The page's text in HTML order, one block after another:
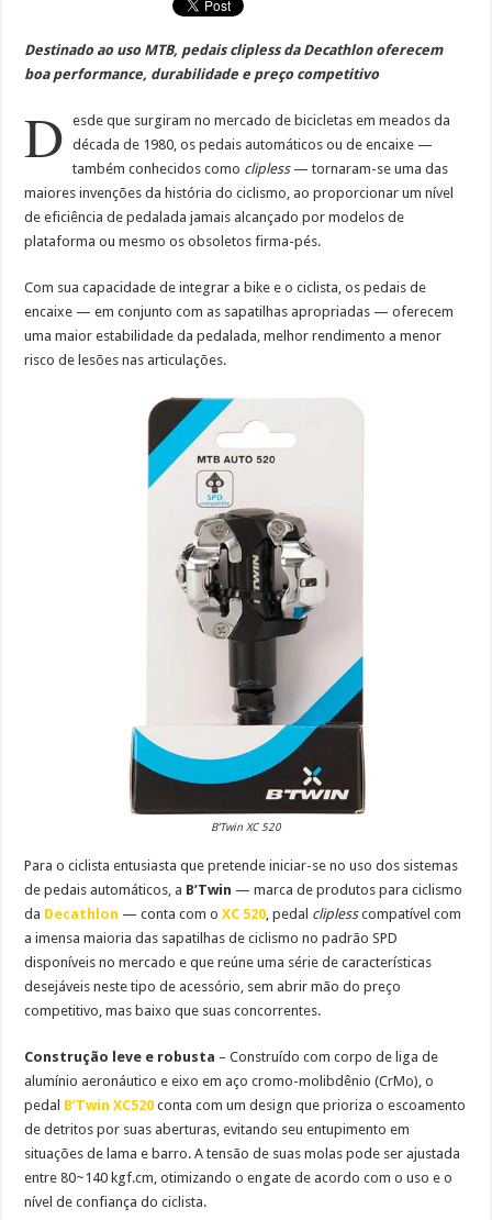
Destinado ao uso MTB, pedais clipless da Decathlon oferecem
boa performance, durabilidade e preço competitivo
D
esde que surgiram no mercado de bicicletas em meados da
década de 1980, os pedais automáticos ou de encaixe —
também conhecidos como clipless— tornaram-se uma das
maiores invenções da história do ciclismo, ao proporcionar um nível
de eficiência de pedalada jamais alcançado por modelos de
plataforma ou mesmo os obsoletos firma-pés.
Com sua capacidade de integrar a bike e o ciclista, os pedais de
encaixe — em conjunto com as sapatilhas apropriadas — oferecem
uma maior estabilidade da pedalada, melhor rendimento a menor
risco de lesões nas articulações.
B’Twin XC 520
Para o ciclista entusiasta que pretende iniciar-se no uso dos sistemas
de pedais automáticos, a B’Twin — marca de produtos para ciclismo
da Decathlon — conta com oXC 520 , pedal cliplesscompatível com
a imensa maioria das sapatilhas de ciclismo no padrão SPD
disponíveis no mercado e que reúne uma série de características
desejáveis neste tipo de acessório, sem abrir mão do preço
competitivo, mas baixo que suas concorrentes.
Construção leve e robusta – Construído com corpo de liga de
alumínio aeronáutico e eixo em aço cromo-molibdênio (CrMo), o
pedal B’Twin XC520 conta com um design que prioriza o escoamento
de detritos por suas aberturas, evitando seu entupimento em
situações de lama e barro. A tensão de suas molas pode ser ajustada
entre 80~140 kgf.cm, otimizando o engate de acordo com o uso e o
nível de confiança do ciclista.